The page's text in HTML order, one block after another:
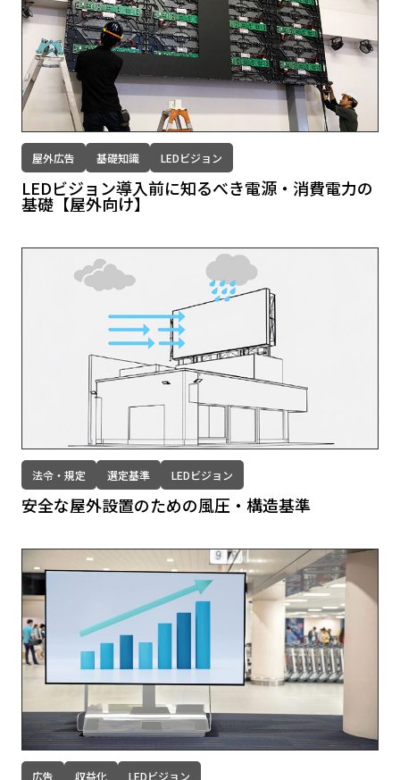
屋外広告 基礎知識 LEDビジョン
LEDビジョン導入前に知るべき電源・消費電力の
基礎【屋外向け】
法令・規定 選定基準 LEDビジョン
安全な屋外設置のための⾵圧・構造基準
広告 収益化 LEDビジョン